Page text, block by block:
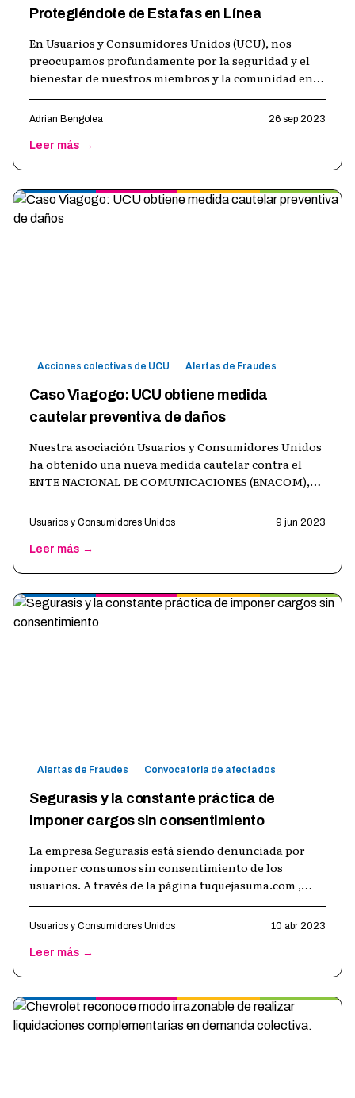
Protegiéndote de Estafas en Línea
En Usuarios y Consumidores Unidos (UCU), nos
preocupamos profundamente por la seguridad y el
bienestar de nuestros miembros y la comunidad en
Adrian Bengolea 26 sep 2023
Leer más →
Acciones colectivas de UCU Alertas de Fraudes
Caso Viagogo: UCU obtiene medida
cautelar preventiva de daños
Nuestra asociación Usuarios y Consumidores Unidos
ha obtenido una nueva medida cautelar contra el
ENTE NACIONAL DE COMUNICACIONES (ENACOM),
Usuarios y Consumidores Unidos 9 jun 2023
Leer más →
Alertas de Fraudes Convocatoria de afectados
Segurasis y la constante práctica de
imponer cargos sin consentimiento
La empresa Segurasis está siendo denunciada por
imponer consumos sin consentimiento de los
usuarios. A través de la página tuquejasuma.com ,
Usuarios y Consumidores Unidos 10 abr 2023
Leer más →